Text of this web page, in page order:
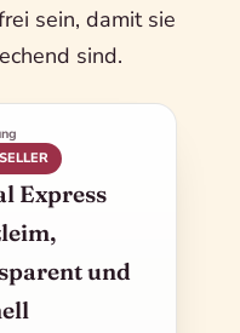
sein, damit sie
sind.
Express
und